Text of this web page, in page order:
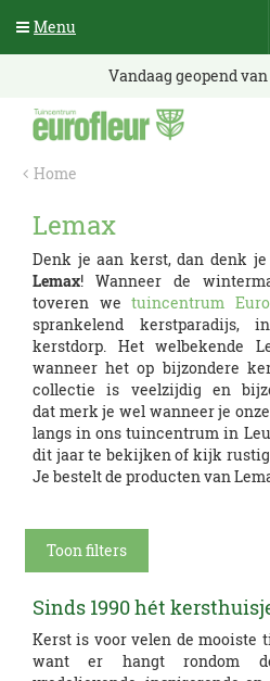
n
Home
Vandaag geopend van
Lemax
Denk je aan kerst, dan denk
Lemax! Wanneer de
toveren wetuincentrum
sprankelend kerstparadijs,
kerstdorp. Het welbekende
wanneer het op bijzondere
collectie is veelzijdig en
dat merk je wel wanneer je onze
langs in ons tuincentrum in
dit jaar te bekijken of kijk
Je bestelt de producten van
Toon filters
Sinds 1990 hét
Kerst is voor velen de mooiste
want er hangt rondom
Menu